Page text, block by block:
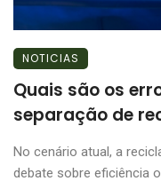
NOTICIAS
Quais são os
separação de
No cenário atual, a
debate sobre eficiência